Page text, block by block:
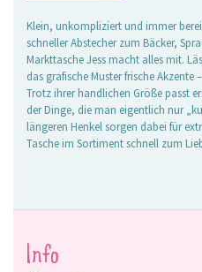
Klein, unkompliziert und immer
schneller Abstecher zum Bäcker,
Markttasche Jess macht alles mit.
das grafische Muster frische
Trotz ihrer handlichen Größe passt
der Dinge, die man eigentlich nur
längeren Henkel sorgen dabei für
Tasche im Sortiment schnell zum
Info